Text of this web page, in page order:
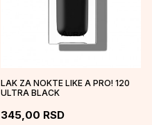
LAK ZA NOKTE LIKE A PRO! 120
ULTRA BLACK
345,00 RSD